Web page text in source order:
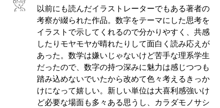
以前にも読んだイラストレーターでもある著者の
考察が綴られた作品。数字をテーマにした思考を
イラストで示してくれるので分かりやすく、共感
したりモヤモヤが晴れたりして面白く読み応えが
あった。数学は嫌いじゃないけど苦手な理系学生
だったので、数字の持つ深みに魅力は感じつつも
踏み込めないでいたから改めて色々考えるきっか
けになって嬉しい。新しい単位は大喜利感強いけ
ど必要な場面も多々ある思うし、カラダモノサシ